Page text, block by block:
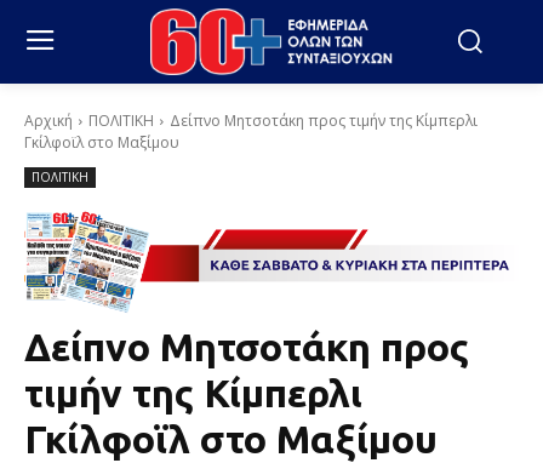
Αρχική ΠΟΛΙΤΙΚΗ
Δείπνο Μητσοτάκη προς τιμήν της Κίμπερλι
Γκίλφοϊλ στο Μαξίμου
ΠΟΛΙΤΙΚΗ
Δείπνο Μητσοτάκη προς
τιμήν της Κίμπερλι
Γκίλφοϊλ στο Μαξίμου